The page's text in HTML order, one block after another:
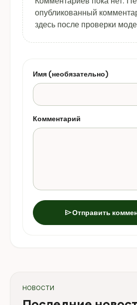
опубликованный
здесь после проверки
Имя (необязательно)
Комментарий
sendОтправить
НОВОСТИ